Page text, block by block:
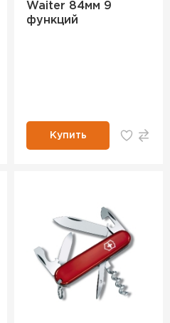
Waiter 84мм 9
функций
Купить